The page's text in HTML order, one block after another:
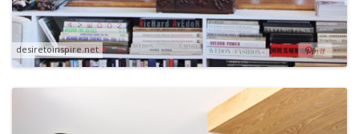
desiretoinspire.net